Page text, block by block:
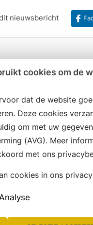
cookies om de
dat de website
Deze cookies
om met uw
(AVG). Meer
met ons
cookies in ons
nieuwsbericht